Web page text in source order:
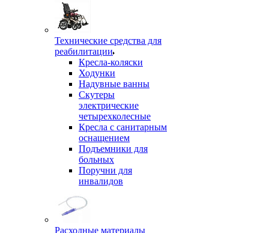
Технические средства для
реабилитации
Кресла-коляски
Ходунки
Надувные ванны
Скутеры
электрические
четырехколесные
Кресла с санитарным
оснащением
Подъемники для
больных
Поручни для
инвалидов
Расходные материалы